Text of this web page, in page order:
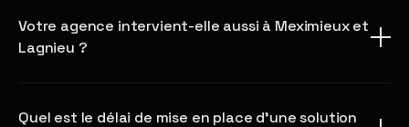
Votre agence intervient-elle aussi à Meximieux et
Lagnieu ?
Quel est le délai de mise en place d'une solution